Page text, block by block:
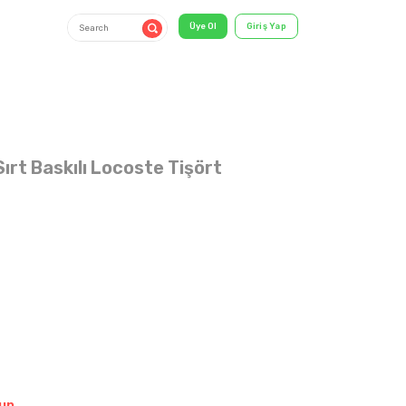
& T-
Baskılı Locoste Tişört